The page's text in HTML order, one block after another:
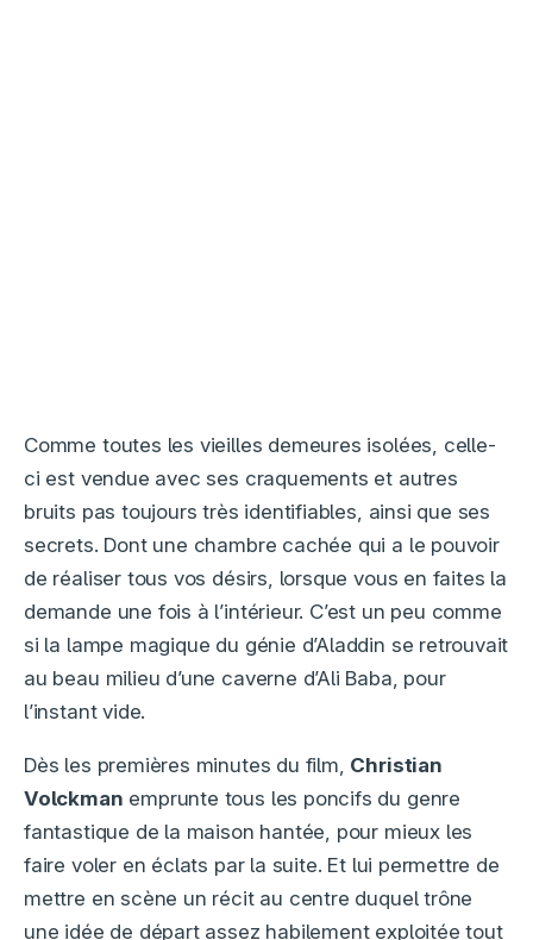
Comme toutes les vieilles demeures isolées, celle-
ci est vendue avec ses craquements et autres
bruits pas toujours très identifiables, ainsi que ses
secrets. Dont une chambre cachée qui a le pouvoir
de réaliser tous vos désirs, lorsque vous en faites la
demande une fois à l’intérieur. C’est un peu comme
si la lampe magique du génie d’Aladdin se retrouvait
au beau milieu d’une caverne d’Ali Baba, pour
l’instant vide.
Dès les premières minutes du film, Christian
Volckman emprunte tous les poncifs du genre
fantastique de la maison hantée, pour mieux les
faire voler en éclats par la suite. Et lui permettre de
mettre en scène un récit au centre duquel trône
une idée de départ assez habilement exploitée tout